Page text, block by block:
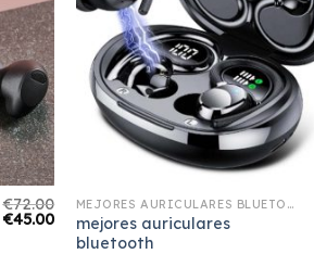
€72.00
€45.00
MEJORES AURICULARES BLUETOOTH
mejores auriculares
bluetooth